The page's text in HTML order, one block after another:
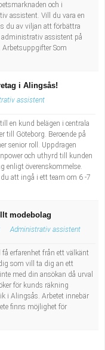
och i
assistent. Vill du vara en
du av viljan att förbättra
assistent på
Som
i Alingsås!
assistent
en kund belägen i centrala
till Göteborg. Beroende på
senior roll. Uppdragen
och uthyrd till kunden
enligt överenskommelse.
att ingå i ett team om 6 -7
modebolag
Administrativ assistent
erfarenhet från ett välkänt
som vill ta dig an ett
med din ansökan då urval
för kunds räkning
i Alingsås. Arbetet innebär
finns möjlighet för